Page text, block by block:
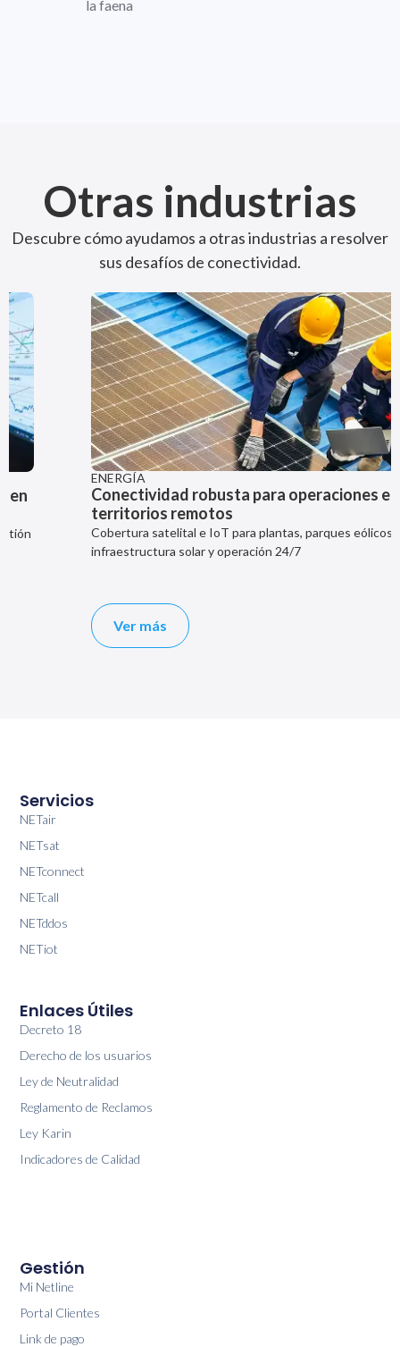
la faena
Otras industrias
Descubre cómo ayudamos a otras industrias a resolver
sus desafíos de conectividad.
Conectividad robusta para operaciones en
territorios remotos
Cobertura satelital e IoT para plantas, parques eólicos,
infraestructura solar y operación 24/7
Ver más
Servicios
NETair
NETsat
NETconnect
NETcall
NETddos
NETiot
Enlaces Útiles
Decreto 18
Derecho de los usuarios
Ley de Neutralidad
Reglamento de Reclamos
Ley Karin
Indicadores de Calidad
Gestión
Mi Netline
Portal Clientes
Link de pago